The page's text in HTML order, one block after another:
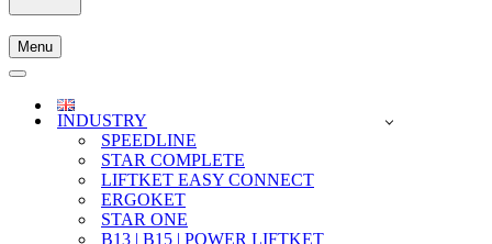
Menu
Navigationsmenü
Navigationsmenü
INDUSTRY
SPEEDLINE
STAR COMPLETE
LIFTKET EASY CONNECT
ERGOKET
STAR ONE
B13 | B15 | POWER LIFTKET